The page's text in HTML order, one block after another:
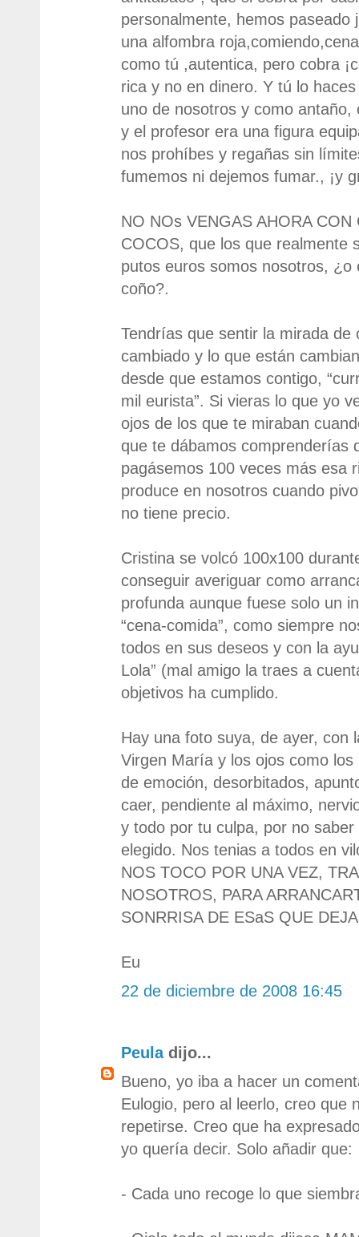
personalmente, hemos paseado
una alfombra
como tú ,autentica, pero cobra
rica y no en dinero. Y tú lo
uno de nosotros y como antaño,
y el profesor era una figura
nos prohíbes y regañas sin
fumemos ni dejemos fumar., ¡y
NO NOs VENGAS AHORA
COCOS, que los que realmente
putos euros somos nosotros, ¿o
coño?.
Tendrías que sentir la mirada de
cambiado y lo que están
desde que estamos contigo,
mil eurista”. Si vieras lo que yo
ojos de los que te miraban
que te dábamos comprenderías
pagásemos 100 veces más esa
produce en nosotros cuando
no tiene precio.
Cristina se volcó 100x100
conseguir averiguar como
profunda aunque fuese solo un
“cena-comida”, como siempre
todos en sus deseos y con la
Lola” (mal amigo la traes a
objetivos ha cumplido.
Hay una foto suya, de ayer, con
Virgen María y los ojos como
de emoción, desorbitados,
caer, pendiente al máximo,
y todo por tu culpa, por no
elegido. Nos tenias a todos en
NOS TOCO POR UNA VEZ,
NOSOTROS, PARA
SONRRISA DE ESaS QUE
Eu
22 de diciembre de 2008 16:45
Peuladijo...
Bueno, yo iba a hacer un
Eulogio, pero al leerlo, creo que
repetirse. Creo que ha
yo quería decir. Solo añadir que:
- Cada uno recoge lo que